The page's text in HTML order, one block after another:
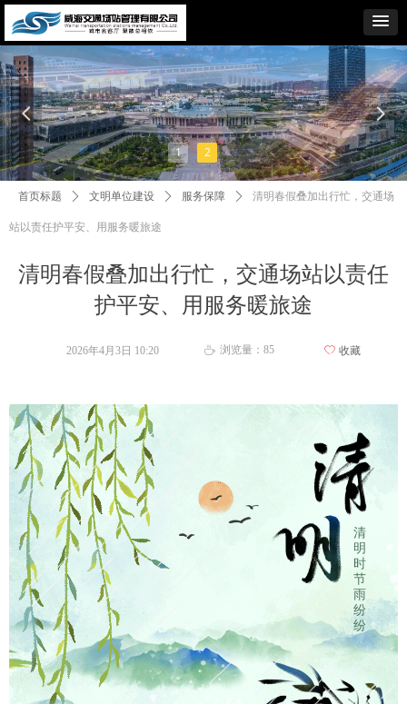
1 2
넳 넲
清明春假叠加出行忙，交通场站以责任
护平安、用服务暖旅途
首页标题 ꄲ 文明单位建设 ꄲ 服务保障 ꄲ 清明春假叠加出行忙，交通场
站以责任护平安、用服务暖旅途
春日晴好
女神之约
清
明
时
节
雨
纷
纷
2026年4月3日 10:20 ꄘ 浏览量： 85 ꄀ 收藏